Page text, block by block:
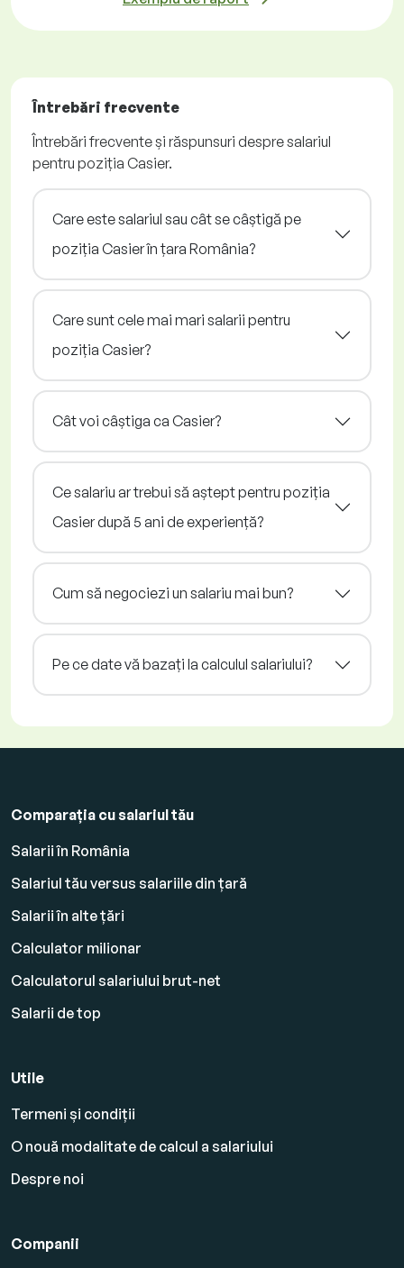
Întrebări frecvente
Întrebări frecvente și răspunsuri despre salariul
pentru poziția Casier.
Care este salariul sau cât se câștigă pe
poziția Casier în țara România?
Care sunt cele mai mari salarii pentru
poziția Casier?
Cât voi câștiga ca Casier?
Ce salariu ar trebui să aștept pentru poziția
Casier după 5 ani de experiență?
Cum să negociezi un salariu mai bun?
Pe ce date vă bazați la calculul salariului?
Comparația cu salariul tău
Salarii în România
Salariul tău versus salariile din țară
Salarii în alte țări
Calculator milionar
Calculatorul salariului brut-net
Salarii de top
Utile
Termeni și condiții
O nouă modalitate de calcul a salariului
Despre noi
Companii